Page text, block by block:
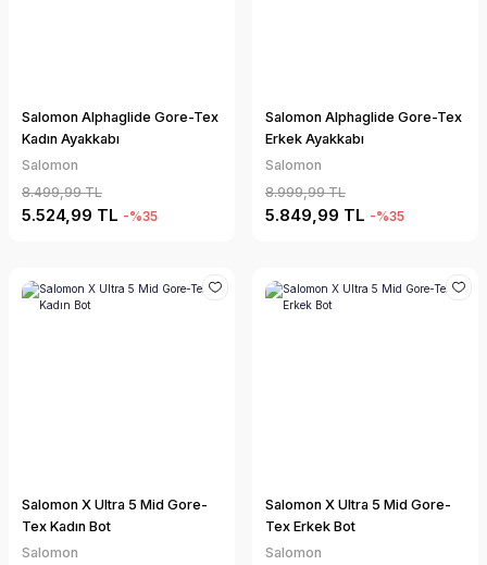
Salomon Alphaglide Gore-Tex
Kadın Ayakkabı
Salomon
8.499,99 TL
5.524,99 TL -%35
Salomon Alphaglide Gore-Tex
Erkek Ayakkabı
Salomon
8.999,99 TL
5.849,99 TL -%35
Salomon X Ultra 5 Mid Gore-
Tex Kadın Bot
Salomon
Salomon X Ultra 5 Mid Gore-
Tex Erkek Bot
Salomon